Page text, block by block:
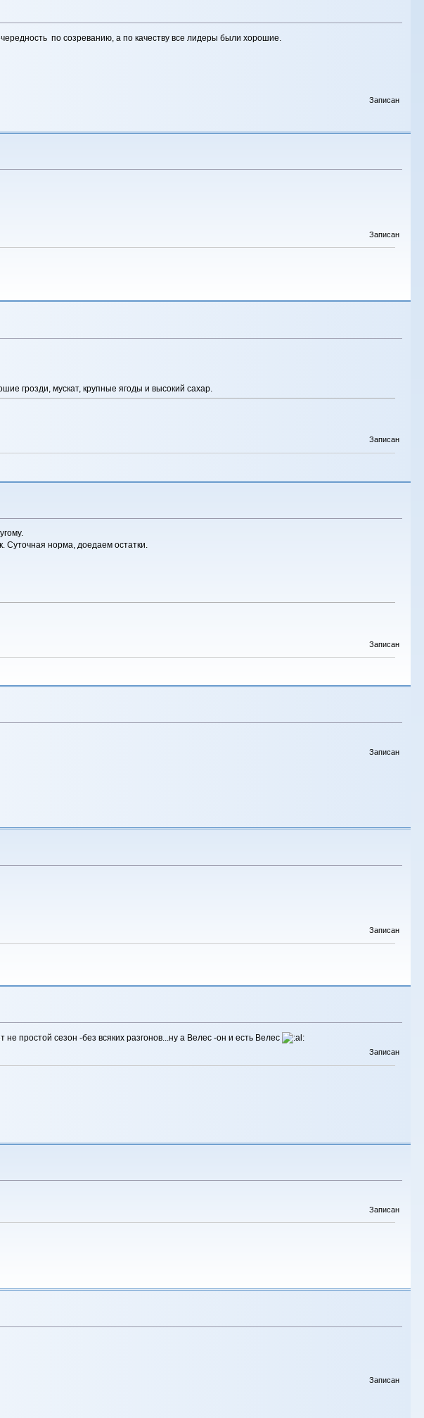
по созреванию, а по качеству все лидеры были хорошие.
Записан
Записан
грозди, мускат, крупные ягоды и высокий сахар.
Записан
Суточная норма, доедаем остатки.
Записан
Записан
Записан
простой сезон -без всяких разгонов...ну а Велес -он и есть Велес
Записан
Записан
Записан